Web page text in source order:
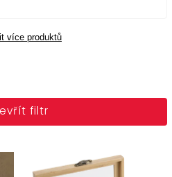
více produktů
filtr